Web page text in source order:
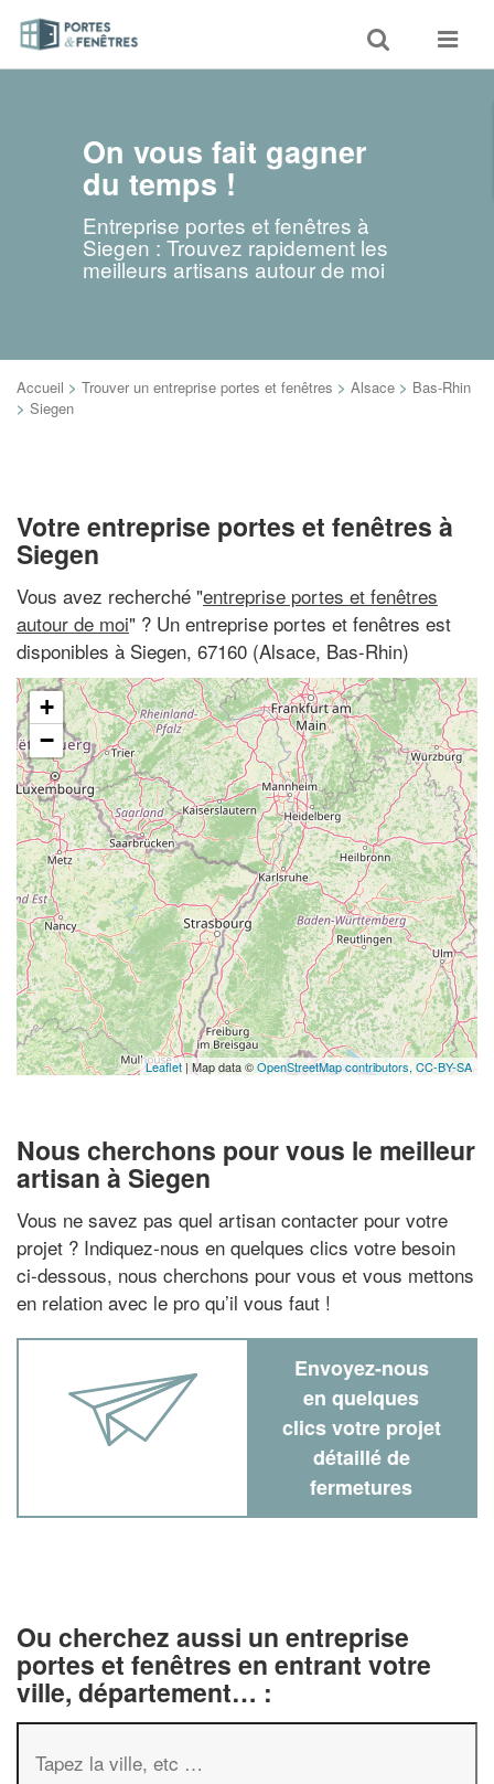
Toggle
search
Toggle
On vous fait gagner
du temps !
Entreprise portes et fenêtres à
Siegen : Trouvez rapidement les
meilleurs artisans autour de moi
Accueil > Trouver un entreprise portes et fenêtres > Alsace > Bas-Rhin
> Siegen
Votre entreprise portes et fenêtres à
Siegen
Vous avez recherché "entreprise portes et fenêtres
autour de moi" ? Un entreprise portes et fenêtres est
disponibles à Siegen, 67160 (Alsace, Bas-Rhin)
+
−
Leaflet| Map data ©OpenStreetMap contributors, CC-BY-SA
Nous cherchons pour vous le meilleur
artisan à Siegen
Vous ne savez pas quel artisan contacter pour votre
projet ? Indiquez-nous en quelques clics votre besoin
ci-dessous, nous cherchons pour vous et vous mettons
en relation avec le pro qu’il vous faut !
Envoyez-nous
en quelques
clics votre projet
détaillé de
fermetures
Ou cherchez aussi un entreprise
portes et fenêtres en entrant votre
ville, département… :